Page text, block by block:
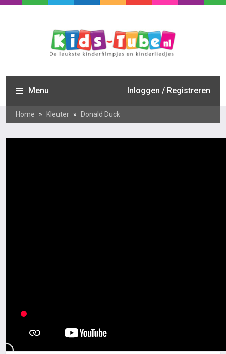
Menu Inloggen / Registreren
Home » Kleuter » Donald Duck